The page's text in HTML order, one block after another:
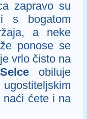
zapravo su
s bogatom
a neke
ponose se
vrlo čisto na
Selceobiluje
naći ćete i na